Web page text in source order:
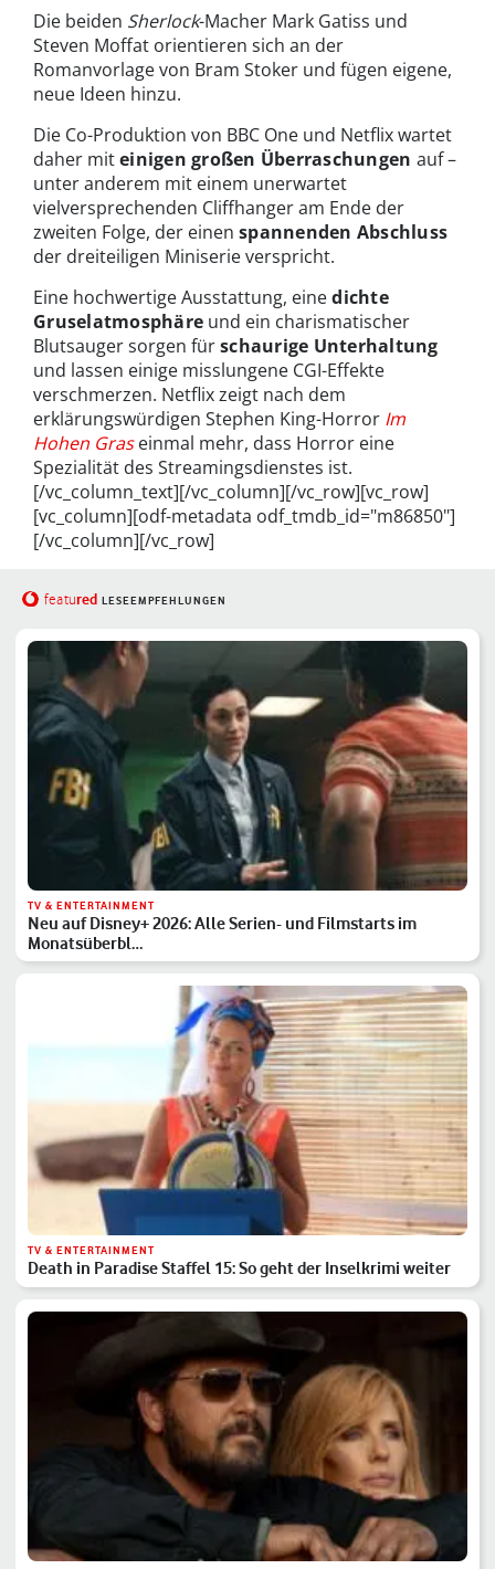
Die beiden Sherlock-Macher Mark Gatiss und
Steven Moffat orientieren sich an der
Romanvorlage von Bram Stoker und fügen eigene,
neue Ideen hinzu.
Die Co-Produktion von BBC One und Netflix wartet
daher miteinigen großen Überraschungen auf –
unter anderem mit einem unerwartet
vielversprechenden Cliffhanger am Ende der
zweiten Folge, der einen spannenden Abschluss
der dreiteiligen Miniserie verspricht.
Eine hochwertige Ausstattung, einedichte
Gruselatmosphäre und ein charismatischer
Blutsauger sorgen fürschaurige Unterhaltung
und lassen einige misslungene CGI-Effekte
verschmerzen. Netflix zeigt nach dem
erklärungswürdigen Stephen King-Horror Im
Hohen Gras einmal mehr, dass Horror eine
Spezialität des Streamingsdienstes ist.
[/vc_column_text][/vc_column][/vc_row][vc_row]
[vc_column][odf-metadata odf_tmdb_id="m86850"]
[/vc_column][/vc_row]
featured LESEEMPFEHLUNGEN
TV & ENTERTAINMENT
Neu auf Disney+ 2026: Alle Serien- und Filmstarts im
Monatsüberbl…
TV & ENTERTAINMENT
Death in Paradise Staffel 15: So geht der Inselkrimi weiter